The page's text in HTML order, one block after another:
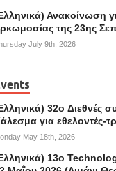
Ανακοίνωση
της 23ης
July 9th, 2026
32o Διεθνές
για εθελοντές-
May 18th, 2026
13ο